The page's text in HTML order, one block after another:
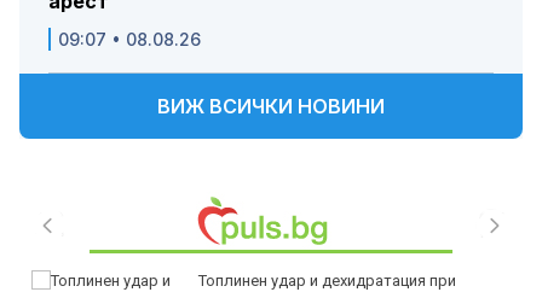
09:07 • 08.08.26
ВИЖ ВСИЧКИ НОВИНИ
Топлинен удар и дехидратация при